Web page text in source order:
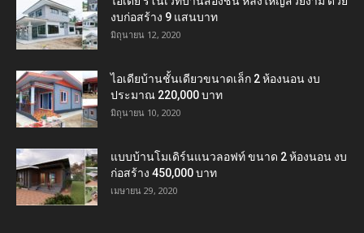
งบก่อสร้าง 9 แสนบาท
มิถุนายน 12, 2020
ไอเดียบ้านชั้นเดียวขนาดเล็ก 2 ห้องนอน งบ
ประมาณ 220,000 บาท
มิถุนายน 10, 2020
แบบบ้านโมเดิร์นแนวลอฟท์ ขนาด 2 ห้องนอน งบ
ก่อสร้าง 450,000 บาท
เมษายน 29, 2020